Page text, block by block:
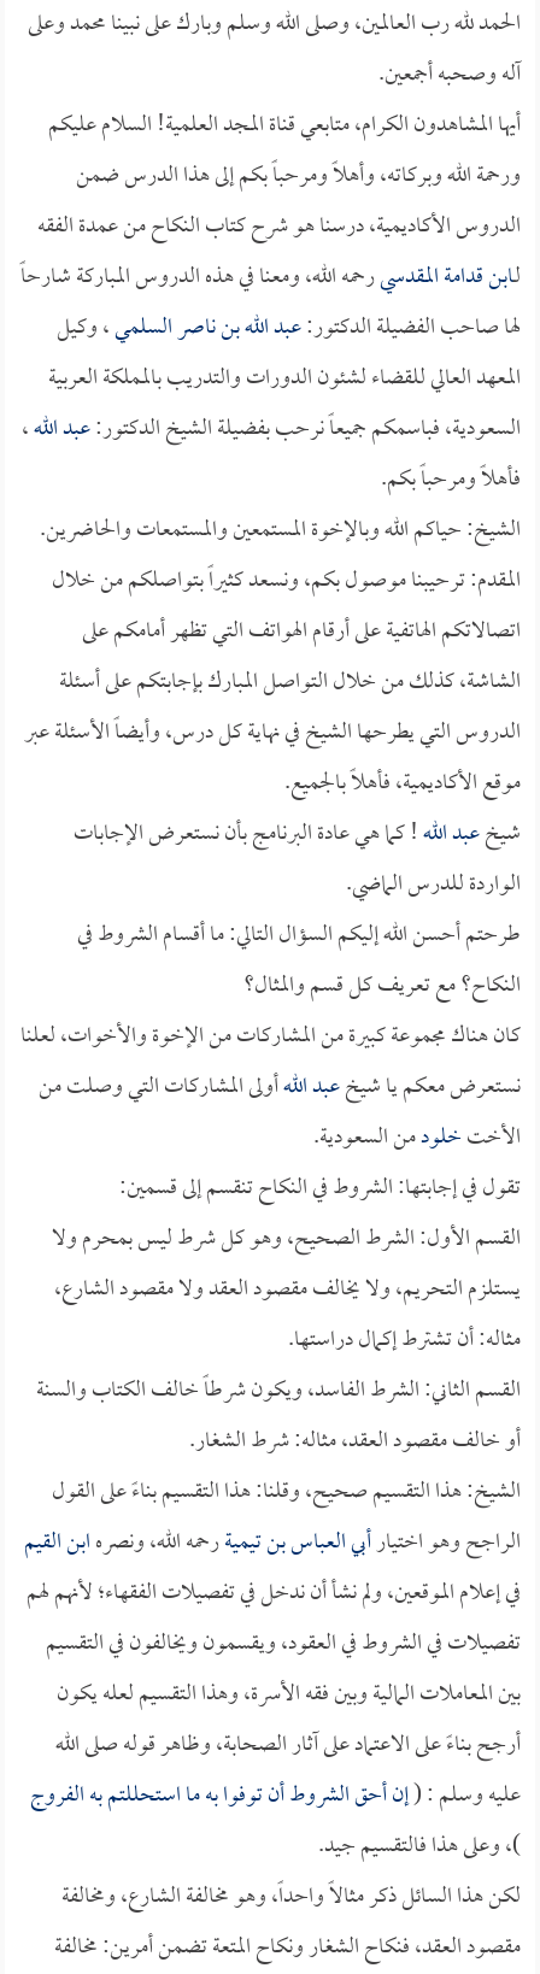
الحمد لله رب العالمين، وصلى الله وسلم وبارك على نبينا محمد وعلى
آله وصحبه أجمعين.
أيها المشاهدون الكرام، متابعي قناة المجد العلمية! السلام عليكم
ورحمة الله وبركاته، وأهلاً ومرحباً بكم إلى هذا الدرس ضمن
الدروس الأكاديمية، درسنا هو شرح كتاب النكاح من عمدة الفقه
لـابن قدامة المقدسيرحمه الله، ومعنا في هذه الدروس المباركة شارحاً
لها صاحب الفضيلة الدكتور:عبد الله بن ناصر السلمي، وكيل
المعهد العالي للقضاء لشئون الدورات والتدريب بالمملكة العربية
السعودية، فباسمكم جميعاً نرحب بفضيلة الشيخ الدكتور:عبد الله،
فأهلاً ومرحباً بكم.
الشيخ: حياكم الله وبالإخوة المستمعين والمستمعات والحاضرين.
المقدم: ترحيبنا موصول بكم، ونسعد كثيراً بتواصلكم من خلال
اتصالاتكم الهاتفية على أرقام الهواتف التي تظهر أمامكم على
الشاشة، كذلك من خلال التواصل المبارك بإجابتكم على أسئلة
الدروس التي يطرحها الشيخ في نهاية كل درس، وأيضاً الأسئلة عبر
موقع الأكاديمية، فأهلاً بالجميع.
شيخعبد الله! كما هي عادة البرنامج بأن نستعرض الإجابات
الواردة للدرس الماضي.
طرحتم أحسن الله إليكم السؤال التالي: ما أقسام الشروط في
النكاح؟ مع تعريف كل قسم والمثال؟
كان هناك مجموعة كبيرة من المشاركات من الإخوة والأخوات، لعلنا
نستعرض معكم يا شيخعبد اللهأولى المشاركات التي وصلت من
الأختخلودمن السعودية.
تقول في إجابتها: الشروط في النكاح تنقسم إلى قسمين:
القسم الأول: الشرط الصحيح، وهو كل شرط ليس بمحرم ولا
يستلزم التحريم، ولا يخالف مقصود العقد ولا مقصود الشارع،
مثاله: أن تشترط إكمال دراستها.
القسم الثاني: الشرط الفاسد، ويكون شرطاً خالف الكتاب والسنة
أو خالف مقصود العقد، مثاله: شرط الشغار.
الشيخ: هذا التقسيم صحيح، وقلنا: هذا التقسيم بناءً على القول
الراجح وهو اختيارأبي العباس بن تيميةرحمه الله، ونصرهابن القيم
في إعلام الموقعين، ولم نشأ أن ندخل في تفصيلات الفقهاء؛ لأنهم لهم
تفصيلات في الشروط في العقود، ويقسمون ويخالفون في التقسيم
بين المعاملات المالية وبين فقه الأسرة، وهذا التقسيم لعله يكون
أرجح بناءً على الاعتماد على آثار الصحابة، وظاهر قوله صلى الله
عليه وسلم : (إن أحق الشروط أن توفوا به ما استحللتم به الفروج
)، وعلى هذا فالتقسيم جيد.
لكن هذا السائل ذكر مثالاً واحداً، وهو مخالفة الشارع، ومخالفة
مقصود العقد، فنكاح الشغار ونكاح المتعة تضمن أمرين: مخالفة